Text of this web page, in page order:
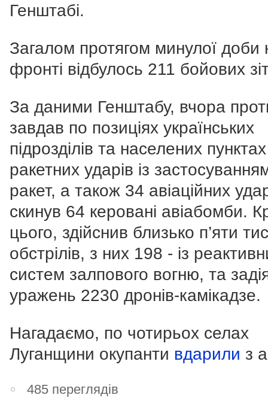
Генштабі.
Загалом протягом минулої доби
фронті відбулось 211 бойових
За даними Генштабу, вчора
завдав по позиціях українських
підрозділів та населених
ракетних ударів із
ракет, а також 34 авіаційних
скинув 64 керовані авіабомби.
цього, здійснив близько п’яти
обстрілів, з них 198 - із
систем залпового вогню, та
уражень 2230 дронів-камікадзе.
Нагадаємо, по чотирьох селах
Луганщини окупанти вдарили з
485 переглядів